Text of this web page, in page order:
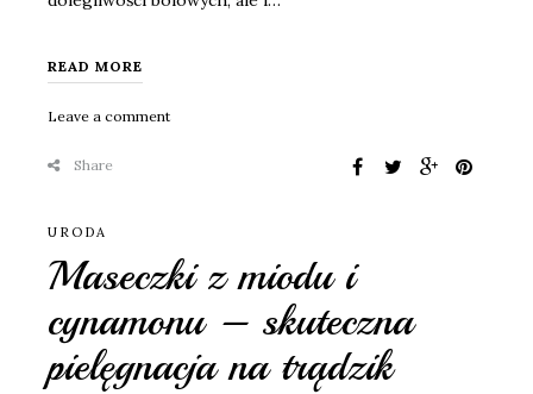
READ MORE
Leave a comment
Share
URODA
Maseczki z miodu i
cynamonu – skuteczna
pielęgnacja na trądzik